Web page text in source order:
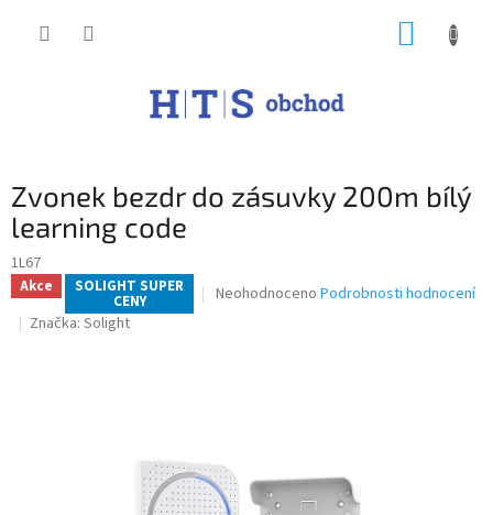
Zvonek bezdr do zásuvky 200m bílý
learning code
1L67
Akce SOLIGHT SUPER
CENY
Průměrné
Neohodnoceno Podrobnosti hodnocení
Značka: Solight